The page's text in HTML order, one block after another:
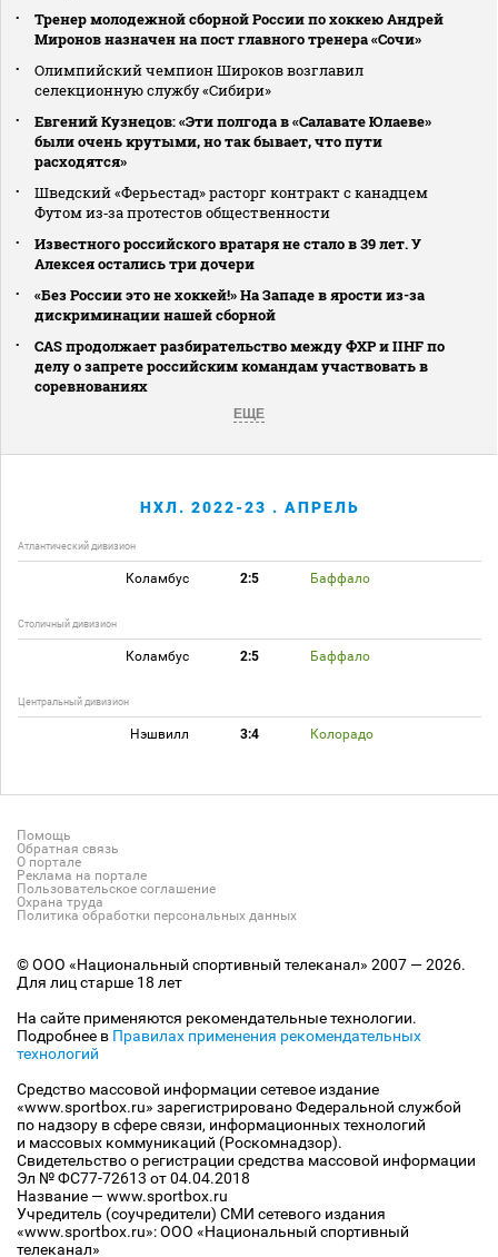
Тренер молодежной сборной России по хоккею Андрей
Миронов назначен на пост главного тренера «Сочи»
Олимпийский чемпион Широков возглавил
селекционную службу «Сибири»
Евгений Кузнецов: «Эти полгода в «Салавате Юлаеве»
были очень крутыми, но так бывает, что пути
расходятся»
Шведский «Ферьестад» расторг контракт с канадцем
Футом из‑за протестов общественности
Известного российского вратаря не стало в 39 лет. У
Алексея остались три дочери
«Без России это не хоккей!» На Западе в ярости из-за
дискриминации нашей сборной
CAS продолжает разбирательство между ФХР и IIHF по
делу о запрете российским командам участвовать в
соревнованиях
ЕЩЕ
НХЛ. 2022-23 . АПРЕЛЬ
Атлантический дивизион
Коламбус 2:5 Баффало
Столичный дивизион
Коламбус 2:5 Баффало
Центральный дивизион
Нэшвилл 3:4 Колорадо
Помощь
Обратная связь
О портале
Реклама на портале
Пользовательское соглашение
Охрана труда
Политика обработки персональных данных
© ООО «Национальный спортивный телеканал» 2007 — 2026.
Для лиц старше 18 лет
На сайте применяются рекомендательные технологии.
Подробнее в Правилах применения рекомендательных
технологий
Средство массовой информации сетевое издание
«www.sportbox.ru» зарегистрировано Федеральной службой
по надзору в сфере связи, информационных технологий
и массовых коммуникаций (Роскомнадзор).
Свидетельство о регистрации средства массовой информации
Эл № ФС77-72613 от 04.04.2018
Название — www.sportbox.ru
Учредитель (соучредители) СМИ сетевого издания
«www.sportbox.ru»: ООО «Национальный спортивный
телеканал»